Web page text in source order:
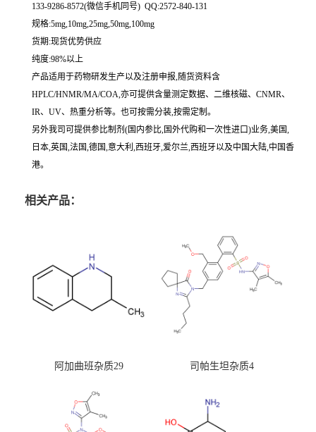
133-9286-8572(微信手机同号) QQ:2572-840-131
规格:5mg,10mg,25mg,50mg,100mg
货期:现货优势供应
纯度:98%以上
产品适用于药物研发生产以及注册申报,随货资料含
HPLC/HNMR/MA/COA,亦可提供含量测定数据、二维核磁、CNMR、
IR、UV、热重分析等。也可按需分装,按需定制。
另外我司可提供参比制剂(国内参比,国外代购和一次性进口)业务,美国,
日本,英国,法国,德国,意大利,西班牙,爱尔兰,西班牙以及中国大陆,中国香
港。
相关产品：
阿加曲班杂质29 司帕生坦杂质4